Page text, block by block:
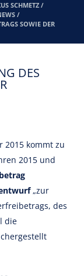
SCHMETZ /
/
SOWIE DER
DES
2015 kommt zu
2015 und
„zur
des
die